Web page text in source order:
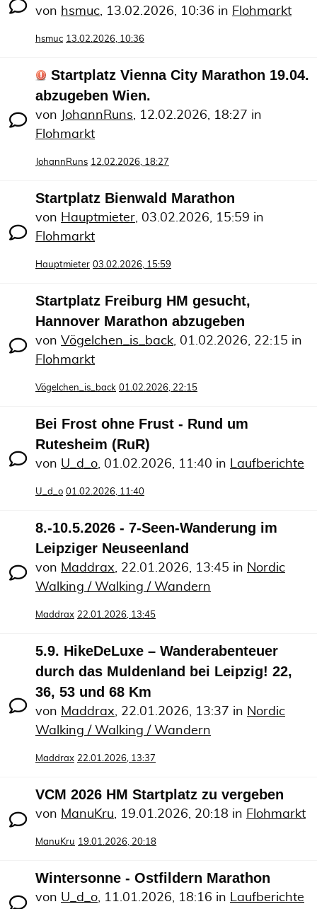
von hsmuc, 13.02.2026, 10:36 in Flohmarkt
hsmuc 13.02.2026, 10:36
Startplatz Vienna City Marathon 19.04.
abzugeben Wien.
von JohannRuns, 12.02.2026, 18:27 in
Flohmarkt
JohannRuns 12.02.2026, 18:27
Startplatz Bienwald Marathon
von Hauptmieter, 03.02.2026, 15:59 in
Flohmarkt
Hauptmieter 03.02.2026, 15:59
Startplatz Freiburg HM gesucht,
Hannover Marathon abzugeben
von Vögelchen_is_back, 01.02.2026, 22:15 in
Flohmarkt
Vögelchen_is_back 01.02.2026, 22:15
Bei Frost ohne Frust - Rund um
Rutesheim (RuR)
von U_d_o, 01.02.2026, 11:40 in Laufberichte
U_d_o 01.02.2026, 11:40
8.-10.5.2026 - 7-Seen-Wanderung im
Leipziger Neuseenland
von Maddrax, 22.01.2026, 13:45 in Nordic
Walking / Walking / Wandern
Maddrax 22.01.2026, 13:45
5.9. HikeDeLuxe – Wanderabenteuer
durch das Muldenland bei Leipzig! 22,
36, 53 und 68 Km
von Maddrax, 22.01.2026, 13:37 in Nordic
Walking / Walking / Wandern
Maddrax 22.01.2026, 13:37
VCM 2026 HM Startplatz zu vergeben
von ManuKru, 19.01.2026, 20:18 in Flohmarkt
ManuKru 19.01.2026, 20:18
Wintersonne - Ostfildern Marathon
von U_d_o, 11.01.2026, 18:16 in Laufberichte